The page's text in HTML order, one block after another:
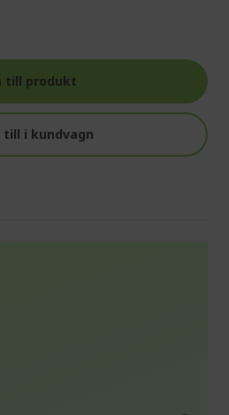
till produkt
till i kundvagn